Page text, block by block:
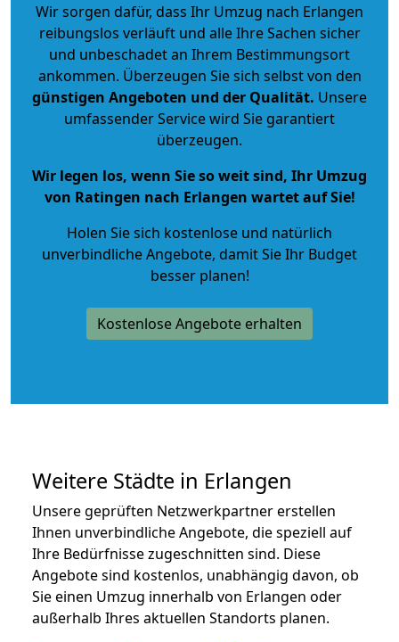
Wir sorgen dafür, dass Ihr Umzug nach Erlangen
reibungslos verläuft und alle Ihre Sachen sicher
und unbeschadet an Ihrem Bestimmungsort
ankommen. Überzeugen Sie sich selbst von den
günstigen Angeboten und der Qualität. Unsere
umfassender Service wird Sie garantiert
überzeugen.
Wir legen los, wenn Sie so weit sind, Ihr Umzug
von Ratingen nach Erlangen wartet auf Sie!
Holen Sie sich kostenlose und natürlich
unverbindliche Angebote, damit Sie Ihr Budget
besser planen!
Kostenlose Angebote erhalten
Weitere Städte in Erlangen
Unsere geprüften Netzwerkpartner erstellen
Ihnen unverbindliche Angebote, die speziell auf
Ihre Bedürfnisse zugeschnitten sind. Diese
Angebote sind kostenlos, unabhängig davon, ob
Sie einen Umzug innerhalb von Erlangen oder
außerhalb Ihres aktuellen Standorts planen.